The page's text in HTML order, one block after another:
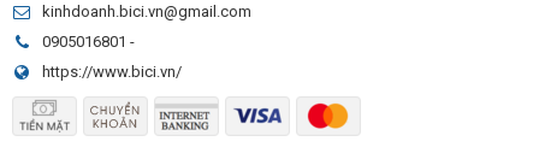
kinhdoanh.bici.vn@gmail.com
0905016801 -
https://www.bici.vn/